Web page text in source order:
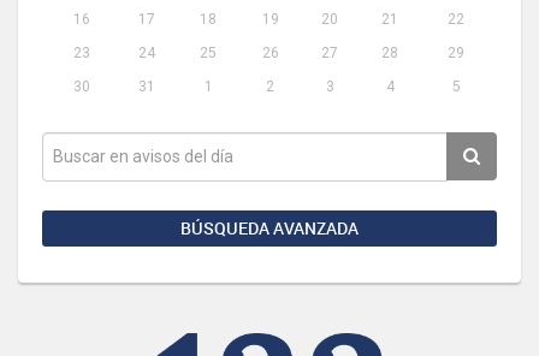
16
17 18 19 20 21
22
23
24 25 26 27 28
29
30
31 1 2 3 4 5
BÚSQUEDA AVANZADA